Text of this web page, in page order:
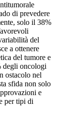
di prevedere
solo il 38%
del
a ottenere
del tumore e
degli oncologi
ostacolo nel
sfida non solo
e
per tipi di